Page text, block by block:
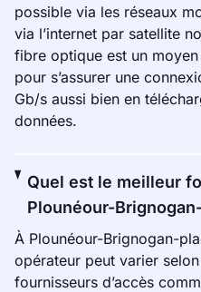
possible via les réseaux
via l’internet par satellite
fibre optique est un
pour s’assurer une
Gb/s aussi bien en
données.
Quel est le meilleur
Plounéour-
À Plounéour-Brignogan-
opérateur peut varier
fournisseurs d’accès